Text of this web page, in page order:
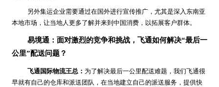
另外集运企业需要通过在国外进行宣传推广，尤其是深入东南亚
本地市场，让当地人更多了解并来到中国消费，以拓展客户群体。
易境通：面对激烈的竞争和挑战，飞通如何解决“最后一
公里”配送问题？
飞通国际物流王总： 为了解决最后一公里配送难题，我们飞通很
早就有自己的仓库和派送团队，在当地建立自己的派送服务，提供快